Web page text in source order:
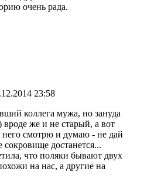
очень рада.
23:58
коллега мужа, но зануда
же и не старый, а вот
него смотрю и думаю - не дай
сокровище достанется...
что поляки бывают двух
на нас, а другие на